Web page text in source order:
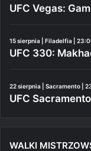
UFC Vegas:
15 sierpnia | Filadelfia |
UFC 330:
22 sierpnia | Sacramento |
UFC
WALKI